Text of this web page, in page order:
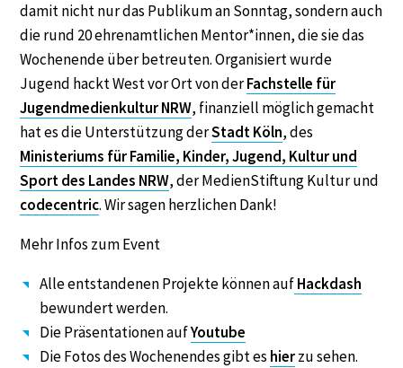
damit nicht nur das Publikum an Sonntag, sondern auch
die rund 20 ehrenamtlichen Mentor*innen, die sie das
Wochenende über betreuten. Organisiert wurde
Jugend hackt West vor Ort von derFachstelle für
Jugendmedienkultur NRW, finanziell möglich gemacht
hat es die Unterstützung derStadt Köln, des
Ministeriums für Familie, Kinder, Jugend, Kultur und
Sport des Landes NRW, der MedienStiftung Kultur und
codecentric. Wir sagen herzlichen Dank!
Mehr Infos zum Event
Alle entstandenen Projekte können aufHackdash
bewundert werden.
Die Präsentationen aufYoutube
Die Fotos des Wochenendes gibt es hierzu sehen.